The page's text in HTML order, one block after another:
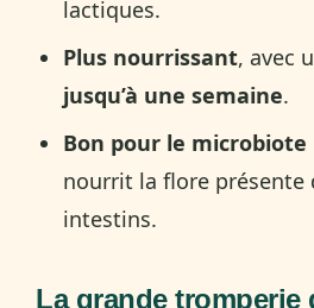
lactiques.
Plus nourrissant, avec
jusqu’à une semaine.
Bon pour le
nourrit la flore présente
intestins.
La grande tromperie